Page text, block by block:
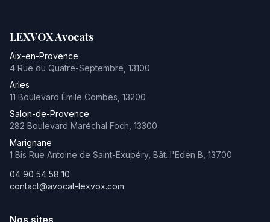
LEXVOX Avocats
Aix-en-Provence
4 Rue du Quatre-Septembre 13100
Arles
11 Boulevard Émile Combes 13200
Salon-de-Provence
282 Boulevard Maréchal Foch 13300
Marignane
1 Bis Rue Antoine de Saint-Exupéry, Bât. l'Eden B 13700
04 90 54 58 10
contact@avocat-lexvox.com
Nos sites